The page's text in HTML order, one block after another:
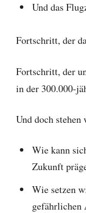
Und das
Fortschritt, der
Fortschritt, der
in der 300.000-
Und doch
Wie kann
Zukunft
Wie setzen
gefährlichen